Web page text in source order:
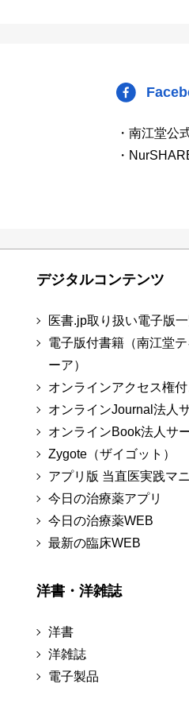
・南江堂公
・
デジタルコンテンツ
医書.jp取り扱い電子版
電子版付書籍（南江堂テ
ーア）
オンラインアクセス権
オンラインJournal法人
オンラインBook法人サ
Zygote（ザイゴット）
アプリ版 当直医実践マ
今日の治療薬アプリ
今日の治療薬WEB
最新の臨床WEB
洋書・洋雑誌
洋書
洋雑誌
電子製品